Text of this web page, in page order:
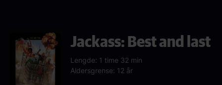
Jackass: Best and last
Lengde: 1 time 32 min
Aldersgrense: 12 år